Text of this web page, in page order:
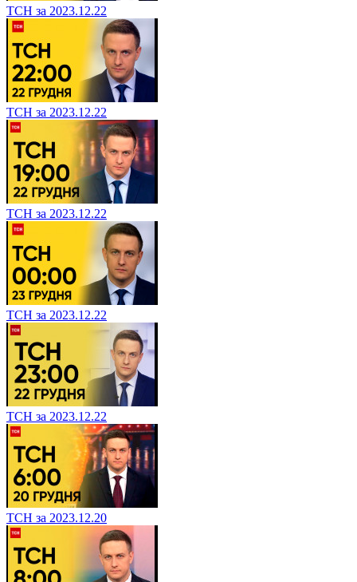
ТСН за 2023.12.22
ТСН за 2023.12.22
ТСН за 2023.12.22
ТСН за 2023.12.22
ТСН за 2023.12.22
ТСН за 2023.12.20